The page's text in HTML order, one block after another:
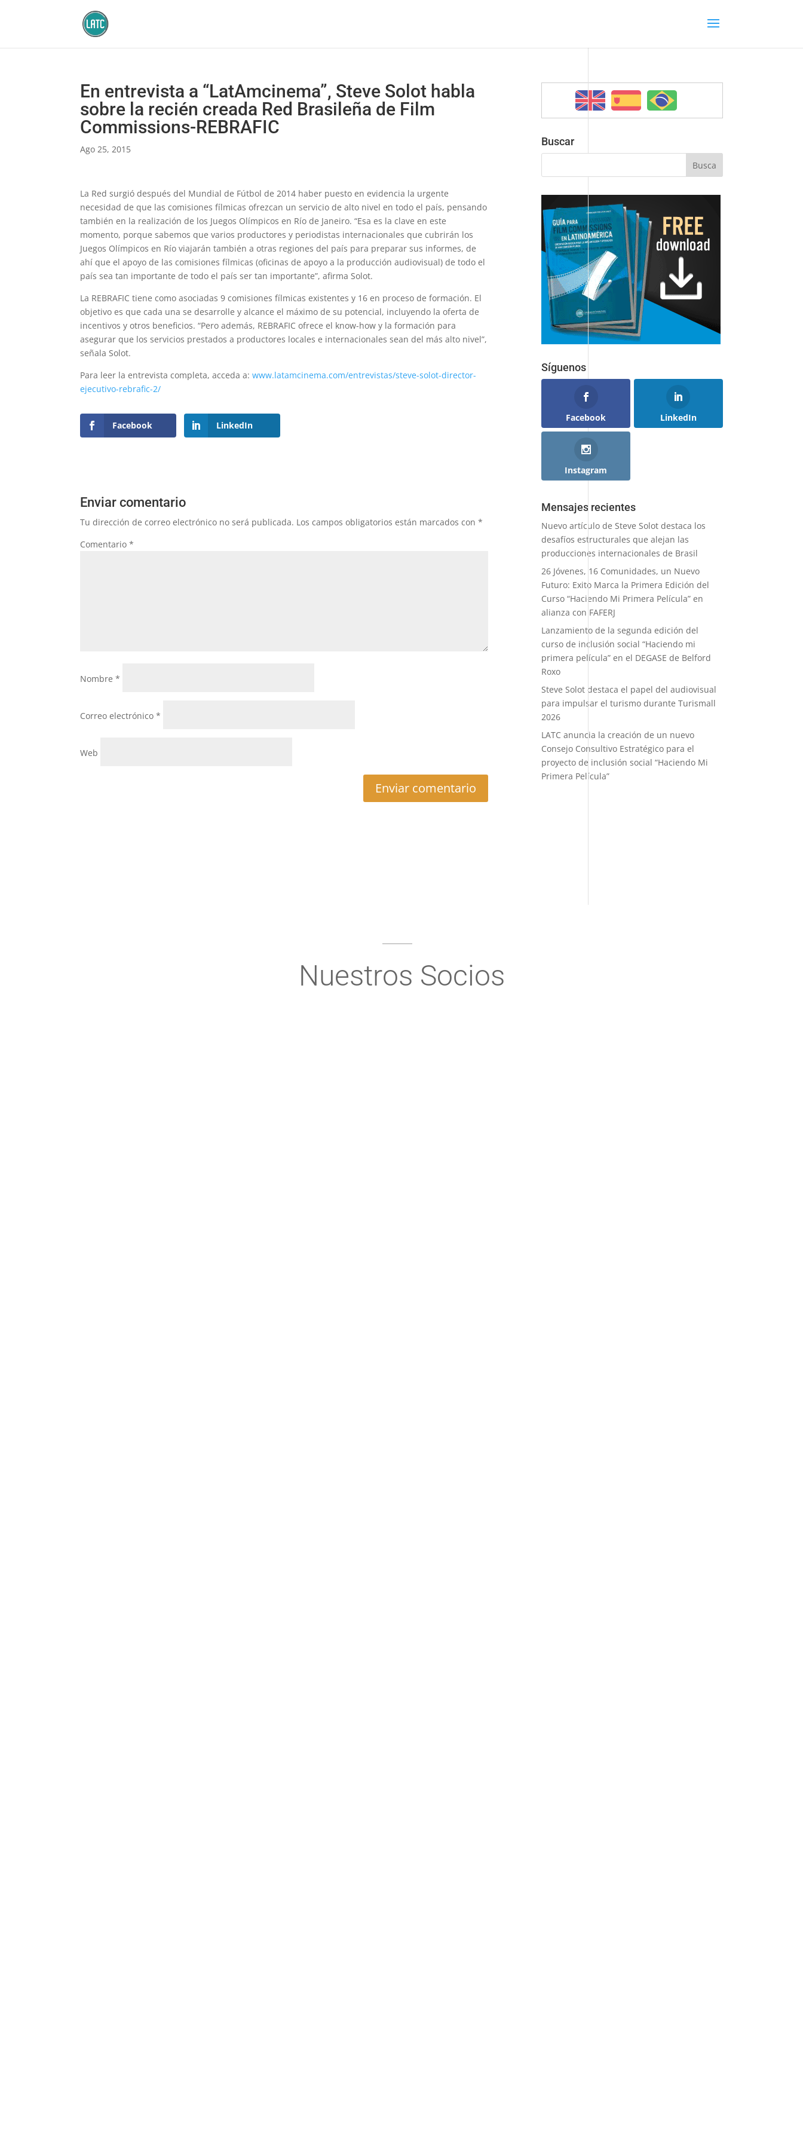
En entrevista a “LatAmcinema”, Steve Solot habla
sobre la recién creada Red Brasileña de Film
Commissions-REBRAFIC
Ago 25, 2015
La Red surgió después del Mundial de Fútbol de 2014 haber puesto en evidencia la urgente
necesidad de que las comisiones fílmicas ofrezcan un servicio de alto nivel en todo el país, pensando
también en la realización de los Juegos Olímpicos en Río de Janeiro. “Esa es la clave en este
momento, porque sabemos que varios productores y periodistas internacionales que cubrirán los
Juegos Olímpicos en Río viajarán también a otras regiones del país para preparar sus informes, de
ahí que el apoyo de las comisiones fílmicas (oficinas de apoyo a la producción audiovisual) de todo el
país sea tan importante de todo el país ser tan importante”, afirma Solot.
La REBRAFIC tiene como asociadas 9 comisiones fílmicas existentes y 16 en proceso de formación. El
objetivo es que cada una se desarrolle y alcance el máximo de su potencial, incluyendo la oferta de
incentivos y otros beneficios. “Pero además, REBRAFIC ofrece el know-how y la formación para
asegurar que los servicios prestados a productores locales e internacionales sean del más alto nivel”,
señala Solot.
Para leer la entrevista completa, acceda a:www.latamcinema.com/entrevistas/steve-solot-director-
ejecutivo-rebrafic-2/
Facebook LinkedIn
Enviar comentario
Tu dirección de correo electrónico no será publicada. Los campos obligatorios están marcados con*
Comentario*
Nombre*
Correo electrónico*
Web
Buscar
Síguenos
Facebook LinkedIn
Instagram
Mensajes recientes
Nuevo artículo de Steve Solot destaca los
desafíos estructurales que alejan las
producciones internacionales de Brasil
26 Jóvenes, 16 Comunidades, un Nuevo
Futuro: Exito Marca la Primera Edición del
Curso “Haciendo Mi Primera Película” en
alianza con FAFERJ
Lanzamiento de la segunda edición del
curso de inclusión social “Haciendo mi
primera película” en el DEGASE de Belford
Roxo
Steve Solot destaca el papel del audiovisual
para impulsar el turismo durante Turismall
2026
LATC anuncia la creación de un nuevo
Consejo Consultivo Estratégico para el
proyecto de inclusión social “Haciendo Mi
Primera Película”
Nuestros Socios